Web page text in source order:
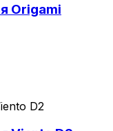
Origami